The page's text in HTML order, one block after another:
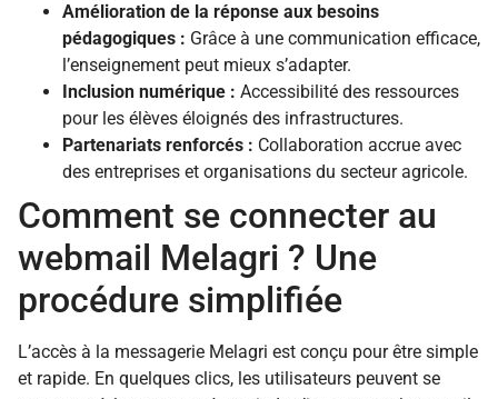
Amélioration de la réponse aux besoins
pédagogiques : Grâce à une communication efficace,
l’enseignement peut mieux s’adapter.
Inclusion numérique : Accessibilité des ressources
pour les élèves éloignés des infrastructures.
Partenariats renforcés : Collaboration accrue avec
des entreprises et organisations du secteur agricole.
Comment se connecter au
webmail Melagri ? Une
procédure simplifiée
L’accès à la messagerie Melagri est conçu pour être simple
et rapide. En quelques clics, les utilisateurs peuvent se